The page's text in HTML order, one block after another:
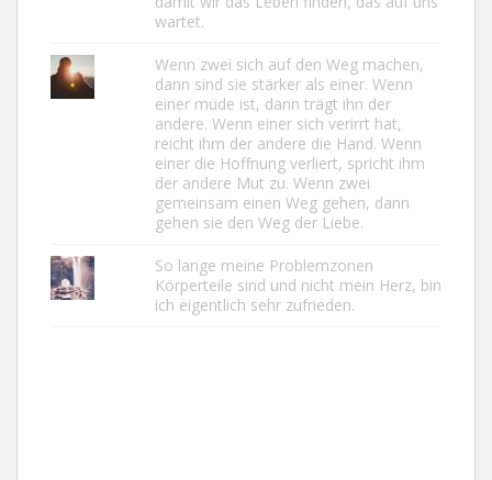
wartet.
Wenn zwei sich auf den Weg machen,
dann sind sie stärker als einer. Wenn
einer müde ist, dann trägt ihn der
andere. Wenn einer sich verirrt hat,
reicht ihm der andere die Hand. Wenn
einer die Hoffnung verliert, spricht ihm
der andere Mut zu. Wenn zwei
gemeinsam einen Weg gehen, dann
gehen sie den Weg der Liebe.
So lange meine Problemzonen
Körperteile sind und nicht mein Herz, bin
ich eigentlich sehr zufrieden.